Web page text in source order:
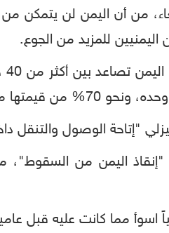
من أن اليمن لن يتمكن من
اليمنيين للمزيد من الجوع.
اليمن تصاعد بين أكثر من 40
وحده، ونحو 70% من قيمتها
"إتاحة الوصول والتنقل
"إنقاذ اليمن من السقوط" ،
اسوأ مما كانت عليه قبل